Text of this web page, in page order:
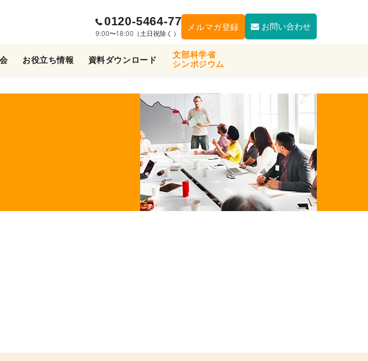
0120-5464-77
9:00〜18:00（土日祝除く）
メルマガ登録 お問い合わせ
お役立ち情報 資料ダウンロード
文部科学省
シンポジウム